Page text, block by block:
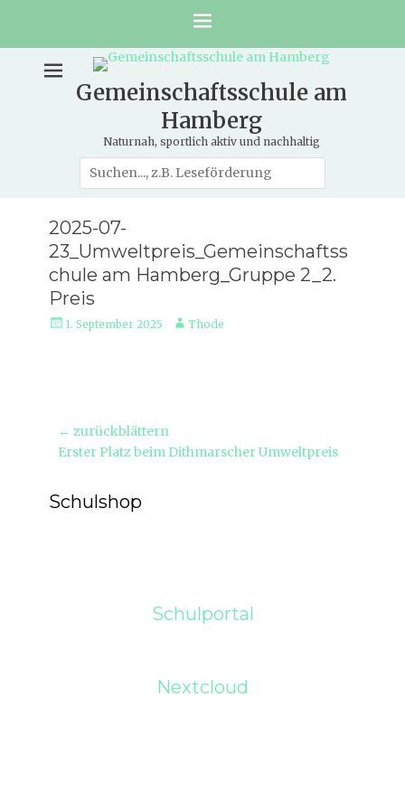
Gemeinschaftsschule am
Hamberg
Naturnah, sportlich aktiv und nachhaltig
Suche
nach:
2025-07-
23_Umweltpreis_Gemeinschaftss
chule am Hamberg_Gruppe 2_2.
Preis
Veröffentlicht
1. September 2025 AutorThode
Beitragsnavigation
← zurückblättern
Vorheriger
Erster Platz beim Dithmarscher Umweltpreis
Schulshop
Schulportal
Nextcloud